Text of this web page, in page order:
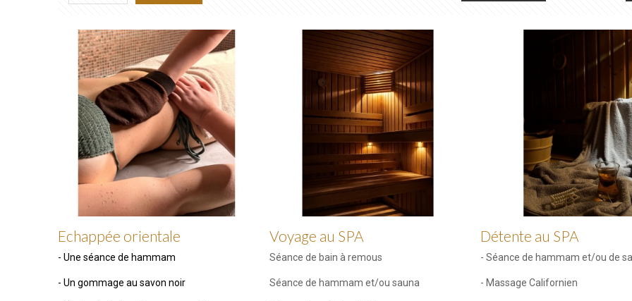
Echappée orientale
- Une séance de hammam
- Un gommage au savon noir
Voyage au SPA
Séance de bain à remous
Séance de hammam et/ou sauna
Détente au SPA
- Séance de hammam et/ou de
- Massage Californien